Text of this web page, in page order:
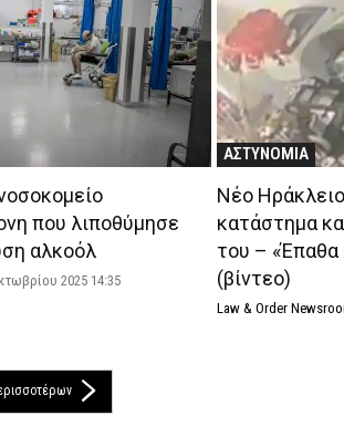
που λιποθύμησε
αλκοόλ
2025 14:35
ΑΣΤΥΝΟΜΙΑ
Νέο
κατάστημα
του –
(βίντεο)
Law & Order